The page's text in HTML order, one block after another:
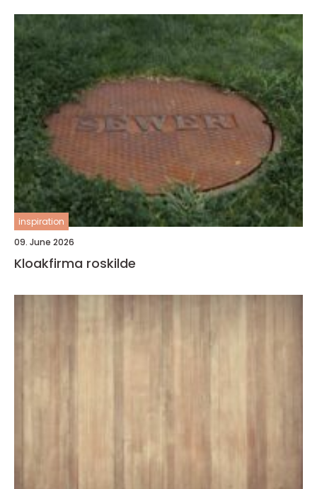
inspiration
09. June 2026
Kloakfirma roskilde